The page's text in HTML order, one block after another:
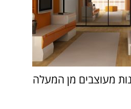
מעוצבים מן המעלה